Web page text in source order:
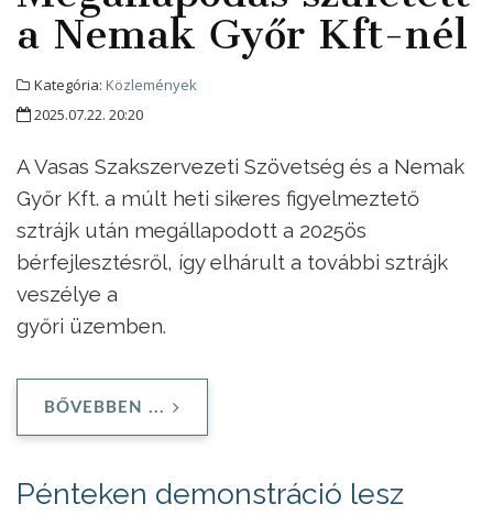
a Nemak Győr Kft-nél
Kategória: Közlemények
2025.07.22. 20:20
A Vasas Szakszervezeti Szövetség és a Nemak
Győr Kft. a múlt heti sikeres figyelmeztető
sztrájk után megállapodott a 2025ös
bérfejlesztésről, így elhárult a további sztrájk
veszélye a
győri üzemben.
BŐVEBBEN ...
Pénteken demonstráció lesz